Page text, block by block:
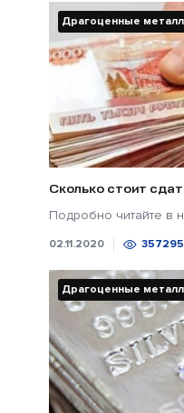
Драгоценные
Сколько стоит
Подробно читайте в
02.11.2020
Драгоценные